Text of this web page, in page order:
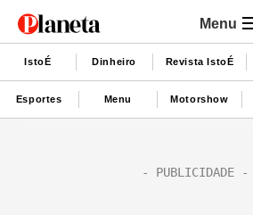
Menu
IstoÉ Dinheiro Revista IstoÉ
Esportes Menu Motorshow